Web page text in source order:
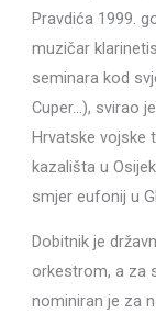
Pravdića 1999.
muzičar
seminara kod
Cuper…), svirao
Hrvatske vojske
kazališta u
smjer eufonij u
Dobitnik je
orkestrom, a za
nominiran je za